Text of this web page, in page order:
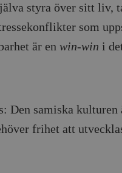
styra över sitt liv,
som
är en win-win i
Den samiska kulturen
frihet att
av Vimeo-videospelaren på